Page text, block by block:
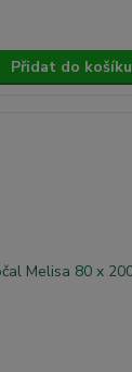
Přidat do košíku